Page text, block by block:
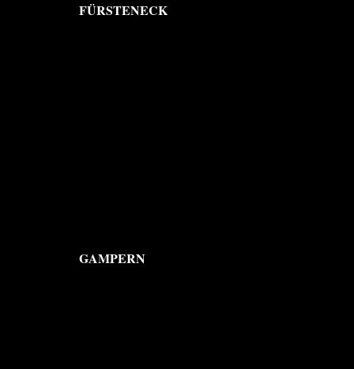
FÜRSTENECK
GAMPERN